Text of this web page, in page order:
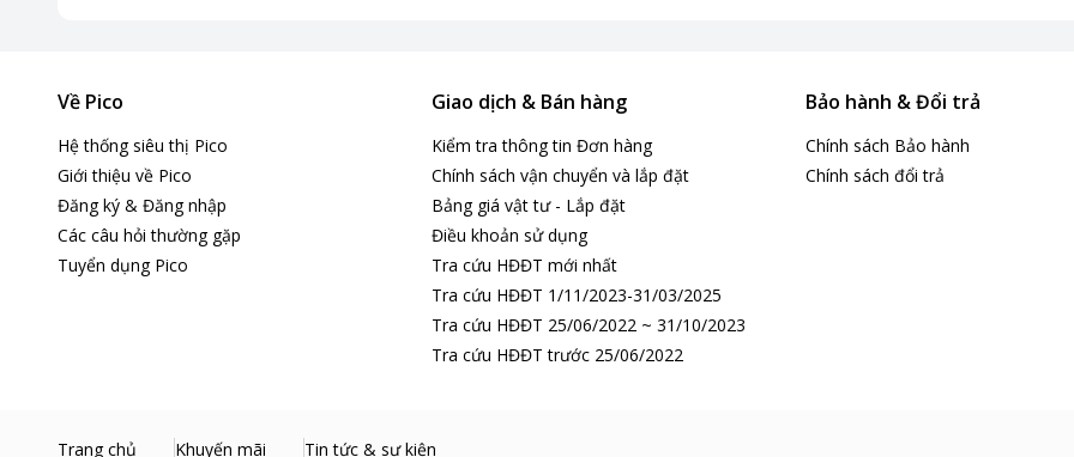
Về Pico
Hệ thống siêu thị Pico
Giới thiệu về Pico
Đăng ký & Đăng nhập
Các câu hỏi thường gặp
Tuyển dụng Pico
Giao dịch & Bán hàng
Kiểm tra thông tin Đơn hàng
Chính sách vận chuyển và lắp đặt
Bảng giá vật tư - Lắp đặt
Điều khoản sử dụng
Tra cứu HĐĐT mới nhất
Tra cứu HĐĐT 1/11/2023-31/03/2025
Tra cứu HĐĐT 25/06/2022 ~ 31/10/2023
Tra cứu HĐĐT trước 25/06/2022
Bảo hành & Đổi trả
Chính sách Bảo hành
Chính sách đổi trả
Trang chủ Khuyến mãi Tin tức & sự kiện